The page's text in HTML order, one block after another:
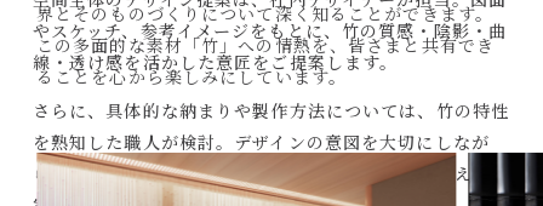
やスケッチ、参考イメージをもとに、竹の質感・陰影・曲
線・透け感を活かした意匠をご提案します。
さらに、具体的な納まりや製作方法については、竹の特性
を熟知した職人が検討。デザインの意図を大切にしなが
ら、素材の選定、寸法調整、特注加工、施工を見据えた現
界とそのものづくりについて深く知ることができます。
この多面的な素材「竹」への情熱を、皆さまと共有でき
ることを心から楽しみにしています。